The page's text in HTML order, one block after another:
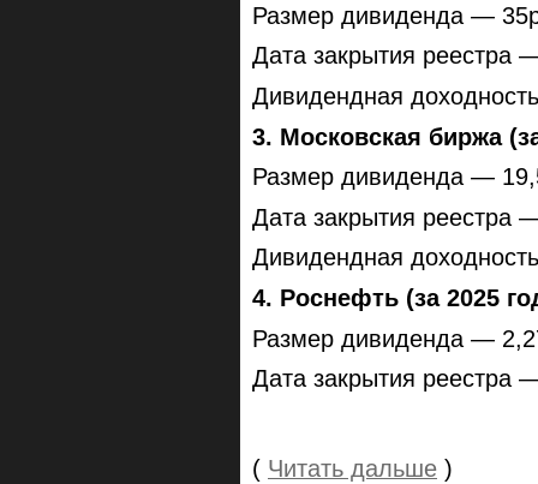
Размер дивиденда —
Дата закрытия реестра
Дивидендная
3. Московская биржа
Размер дивиденда —
Дата закрытия реестра
Дивидендная
4. Роснефть (за 2025
Размер дивиденда —
Дата закрытия реестра
( Читать дальше )